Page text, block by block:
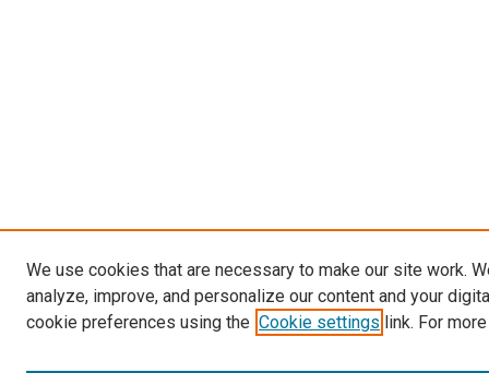
We use cookies that are necessary to make our site work.
analyze, improve, and personalize our content and your
cookie preferences using the Cookie settings link. For